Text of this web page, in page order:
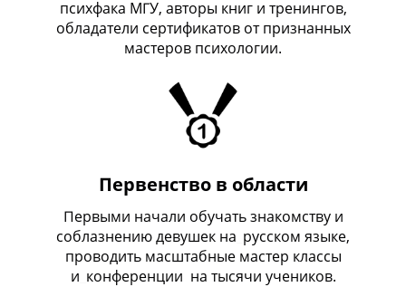
психфака МГУ, авторы книг и тренингов,
обладатели сертификатов от признанных
мастеров психологии.
Первенство в области
Первыми начали обучать знакомству и
соблазнению девушек на русском языке,
проводить масштабные мастер классы
и конференции на тысячи учеников.